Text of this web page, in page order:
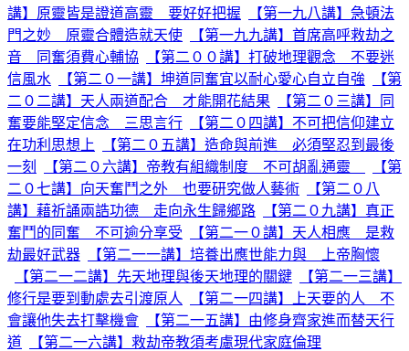
講】原靈皆是證道高靈 要好好把握
【第一九八講】急頓法
門之妙 原靈合體造就天使
【第一九九講】首席高呼救劫之
音 同奮須費心輔協
【第二００講】打破地理觀念 不要迷
信風水
【第二０一講】坤道同奮宜以耐心愛心自立自強
【第
二０二講】天人兩道配合 才能開花結果
【第二０三講】同
奮要能堅定信念 三思言行
【第二０四講】不可把信仰建立
在功利思想上
【第二０五講】造命與前進 必須堅忍到最後
一刻
【第二０六講】帝教有組織制度 不可胡亂通靈
【第
二０七講】向天奮鬥之外 也要研究做人藝術
【第二０八
講】藉祈誦兩誥功德 走向永生歸鄉路
【第二０九講】真正
奮鬥的同奮 不可逾分享受
【第二一０講】天人相應 是救
劫最好武器
【第二一一講】培養出應世能力與 上帝胸懷
【第二一二講】先天地理與後天地理的關鍵
【第二一三講】
修行是要到動處去引渡原人
【第二一四講】上天要的人 不
會讓他失去打擊機會
【第二一五講】由修身齊家進而替天行
道
【第二一六講】救劫帝教須考慮現代家庭倫理